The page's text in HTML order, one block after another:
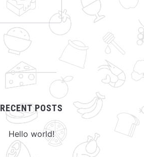
RECENT POSTS
Hello world!